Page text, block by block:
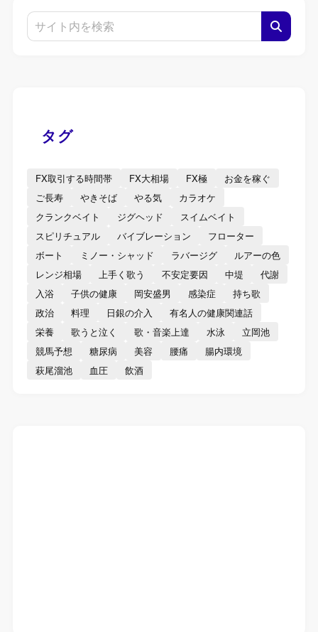
タグ
FX取引する時間帯 FX大相場 FX極
お金を稼ぐ
ご長寿
やきそば やる気
カラオケ
クランクベイト
ジグヘッド
スイムベイト
スピリチュアル
バイブレーション
フローター
ボート
ミノー・シャッド ラバージグ
ルアーの色
レンジ相場
上手く歌う 不安定要因 中堤
代謝
入浴
子供の健康 岡安盛男 感染症
持ち歌
政治
料理 日銀の介入
有名人の健康関連話
栄養
歌うと泣く 歌・音楽上達 水泳
立岡池
競馬予想
糖尿病 美容 腰痛
腸内環境
萩尾溜池
血圧 飲酒